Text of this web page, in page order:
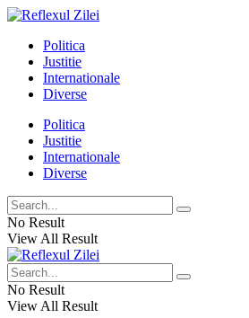
Politica
Justitie
Internationale
Diverse
Politica
Justitie
Internationale
Diverse
No Result
View All Result
No Result
View All Result